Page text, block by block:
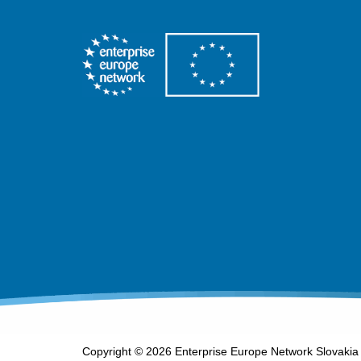
Copyright © 2026 Enterprise Europe Network Slovakia